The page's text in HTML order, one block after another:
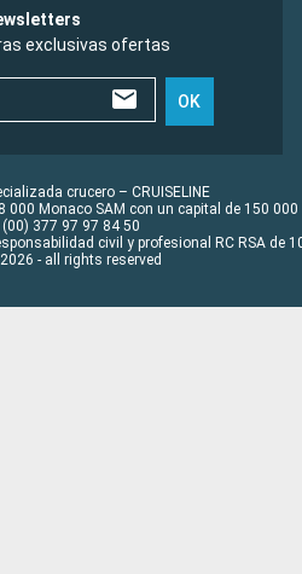
exclusivas ofertas
OK
crucero – CRUISELINE
000 Monaco SAM con un capital de 150 000
377 97 97 84 50
civil y profesional RC RSA de
- all rights reserved